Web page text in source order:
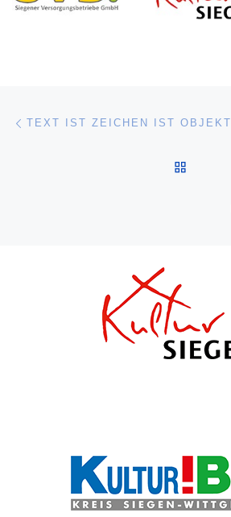
Beitragsnavigation
TEXT IST ZEICHEN IST OBJEKT